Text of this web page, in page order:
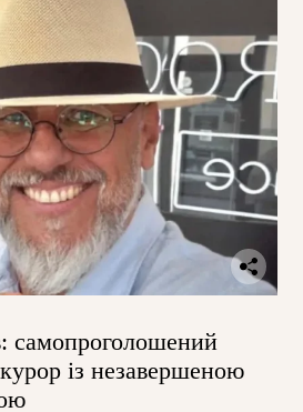
самопроголошений
із незавершеною